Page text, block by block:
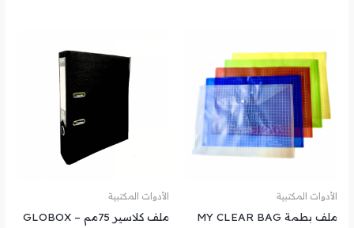
الأدوات المكتبية
ملف بطمة MY CLEAR BAG
الأدوات المكتبية
ملف كلاسير 75مم GLOBOX –